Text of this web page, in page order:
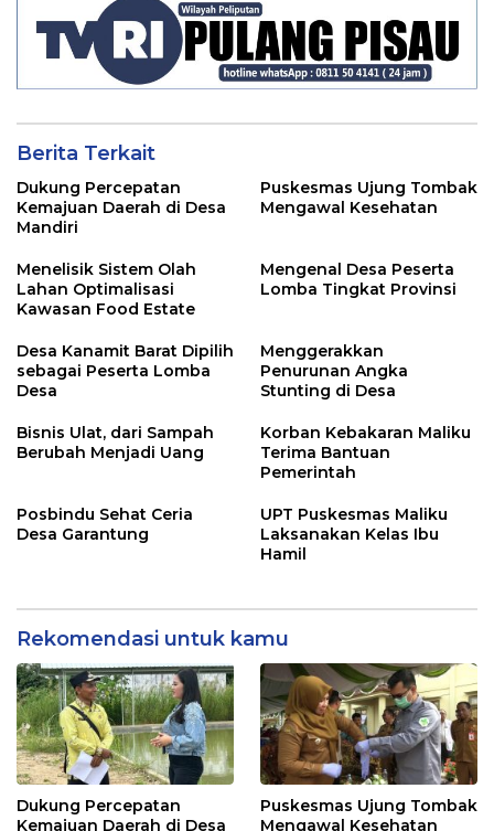
Berita Terkait
Dukung Percepatan
Kemajuan Daerah di Desa
Mandiri
Puskesmas Ujung Tombak
Mengawal Kesehatan
Menelisik Sistem Olah
Lahan Optimalisasi
Kawasan Food Estate
Mengenal Desa Peserta
Lomba Tingkat Provinsi
Desa Kanamit Barat Dipilih
sebagai Peserta Lomba
Desa
Menggerakkan
Penurunan Angka
Stunting di Desa
Bisnis Ulat, dari Sampah
Berubah Menjadi Uang
Korban Kebakaran Maliku
Terima Bantuan
Pemerintah
Posbindu Sehat Ceria
Desa Garantung
UPT Puskesmas Maliku
Laksanakan Kelas Ibu
Hamil
Rekomendasi untuk kamu
Dukung Percepatan
Kemajuan Daerah di Desa
Puskesmas Ujung Tombak
Mengawal Kesehatan